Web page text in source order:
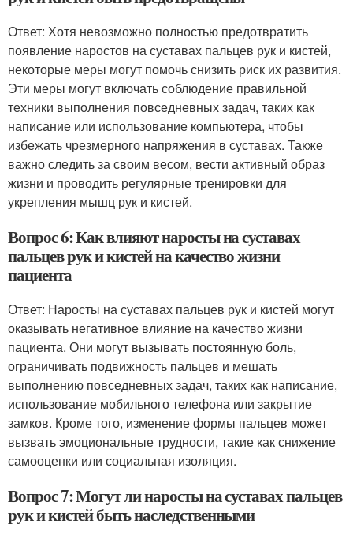
Ответ: Хотя невозможно полностью предотвратить
появление наростов на суставах пальцев рук и кистей,
некоторые меры могут помочь снизить риск их развития.
Эти меры могут включать соблюдение правильной
техники выполнения повседневных задач, таких как
написание или использование компьютера, чтобы
избежать чрезмерного напряжения в суставах. Также
важно следить за своим весом, вести активный образ
жизни и проводить регулярные тренировки для
укрепления мышц рук и кистей.
Вопрос 6: Как влияют наросты на суставах
пальцев рук и кистей на качество жизни
пациента
Ответ: Наросты на суставах пальцев рук и кистей могут
оказывать негативное влияние на качество жизни
пациента. Они могут вызывать постоянную боль,
ограничивать подвижность пальцев и мешать
выполнению повседневных задач, таких как написание,
использование мобильного телефона или закрытие
замков. Кроме того, изменение формы пальцев может
вызвать эмоциональные трудности, такие как снижение
самооценки или социальная изоляция.
Вопрос 7: Могут ли наросты на суставах пальцев
рук и кистей быть наследственными